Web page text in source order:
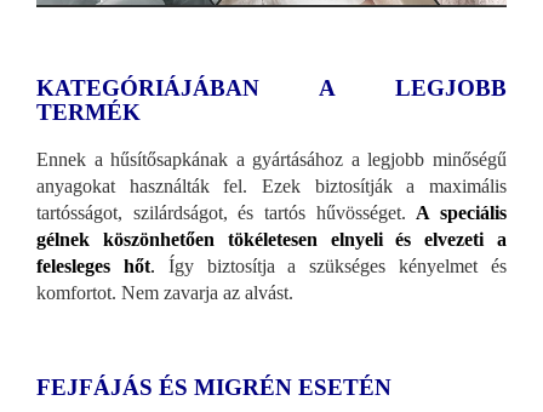
KATEGÓRIÁJÁBAN A LEGJOBB
TERMÉK
Ennek a hűsítősapkának a gyártásához a legjobb minőségű
anyagokat használták fel. Ezek biztosítják a maximális
tartósságot, szilárdságot, és tartós hűvösséget. A speciális
gélnek köszönhetően tökéletesen elnyeli és elvezeti a
felesleges hőt. Így biztosítja a szükséges kényelmet és
komfortot. Nem zavarja az alvást.
FEJFÁJÁS ÉS MIGRÉN ESETÉN